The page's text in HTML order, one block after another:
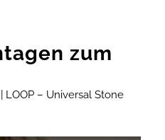
zum
LOOP – Universal Stone